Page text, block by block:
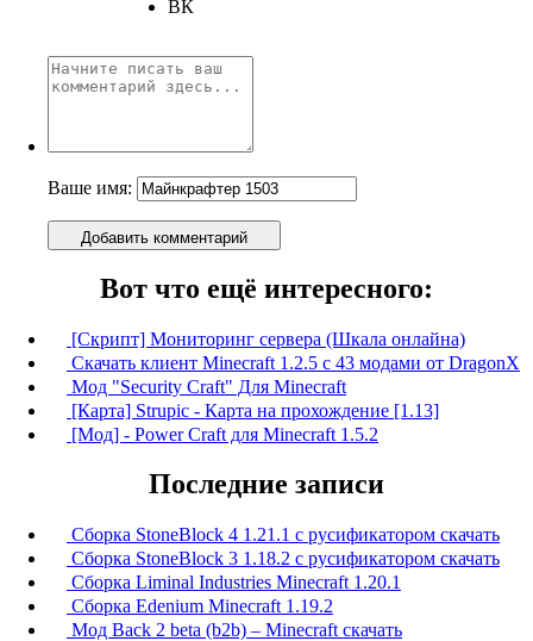
ВК
Ваше имя:
Добавить комментарий
Вот что ещё интересного:
[Скрипт] Мониторинг сервера (Шкала онлайна)
Скачать клиент Minecraft 1.2.5 с 43 модами от DragonX
Мод "Security Сraft" Для Minecraft
[Карта] Strupic - Карта на прохождение [1.13]
[Мод] - Power Craft для Minecraft 1.5.2
Последние записи
Сборка StoneBlock 4 1.21.1 с русификатором скачать
Сборка StoneBlock 3 1.18.2 с русификатором скачать
Сборка Liminal Industries Minecraft 1.20.1
Сборка Edenium Minecraft 1.19.2
Мод Back 2 beta (b2b) – Minecraft скачать